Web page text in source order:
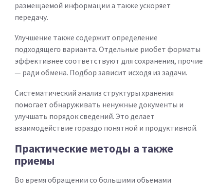
размещаемой информации а также ускоряет
передачу.
Улучшение также содержит определение
подходящего варианта. Отдельные риобет форматы
эффективнее соответствуют для сохранения, прочие
— ради обмена. Подбор зависит исходя из задачи.
Систематический анализ структуры хранения
помогает обнаруживать ненужные документы и
улучшать порядок сведений. Это делает
взаимодействие гораздо понятной и продуктивной.
Практические методы а также
приемы
Во время обращении со большими объемами